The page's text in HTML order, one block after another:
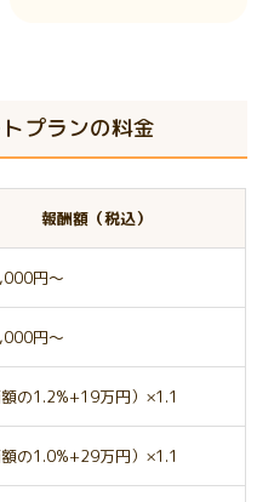
プランの料金
報酬額（税込）
円～
円～
額の1.2%+19万円）×1.1
額の1.0%+29万円）×1.1